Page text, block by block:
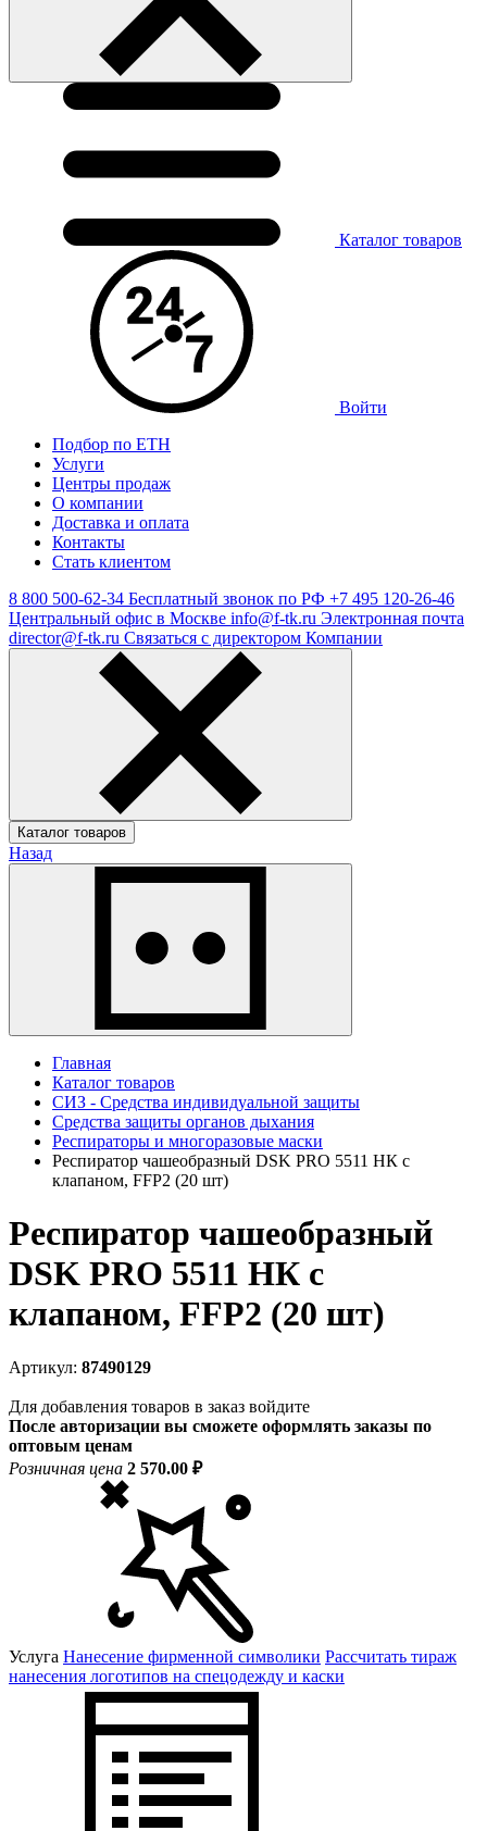
Каталог товаров
Войти
Подбор по ЕТН
Услуги
Центры продаж
О компании
Доставка и оплата
Контакты
Стать клиентом
8 800 500-62-34 Бесплатный звонок по РФ +7 495 120-26-46
Центральный офис в Москве info@f-tk.ru Электронная почта
director@f-tk.ru Связаться с директором Компании
Каталог товаров
Назад
Главная
Каталог товаров
СИЗ - Средства индивидуальной защиты
Средства защиты органов дыхания
Респираторы и многоразовые маски
Респиратор чашеобразный DSK PRO 5511 НК с
клапаном, FFP2 (20 шт)
Респиратор чашеобразный
DSK PRO 5511 НК с
клапаном, FFP2 (20 шт)
Артикул: 87490129
Для добавления товаров в заказ войдите
После авторизации вы сможете оформлять заказы по
оптовым ценам
Розничная цена 2 570.00 ₽
Услуга Нанесение фирменной символики Рассчитать тираж
нанесения логотипов на спецодежду и каски